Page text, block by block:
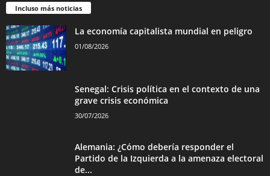
Incluso más noticias
La economía capitalista mundial en peligro
01/08/2026
Senegal: Crisis política en el contexto de una
grave crisis económica
30/07/2026
Alemania: ¿Cómo debería responder el
Partido de la Izquierda a la amenaza electoral
de...